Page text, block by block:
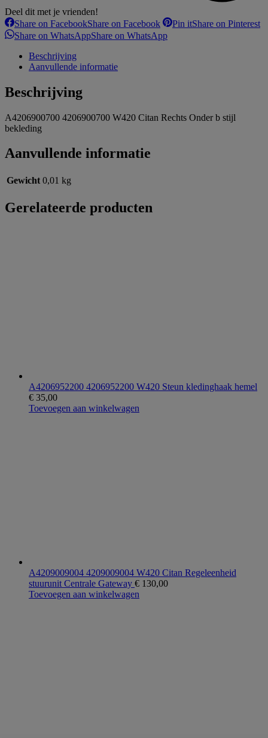
Deel dit met je vrienden!
Share on FacebookShare on Facebook Pin itShare on Pinterest
Share on WhatsAppShare on WhatsApp
Beschrijving
Aanvullende informatie
Beschrijving
A4206900700 4206900700 W420 Citan Rechts Onder b stijl
bekleding
Aanvullende informatie
Gewicht 0,01 kg
Gerelateerde producten
A4206952200 4206952200 W420 Steun kledinghaak hemel
€ 35,00
Toevoegen aan winkelwagen
A4209009004 4209009004 W420 Citan Regeleenheid
stuurunit Centrale Gateway € 130,00
Toevoegen aan winkelwagen